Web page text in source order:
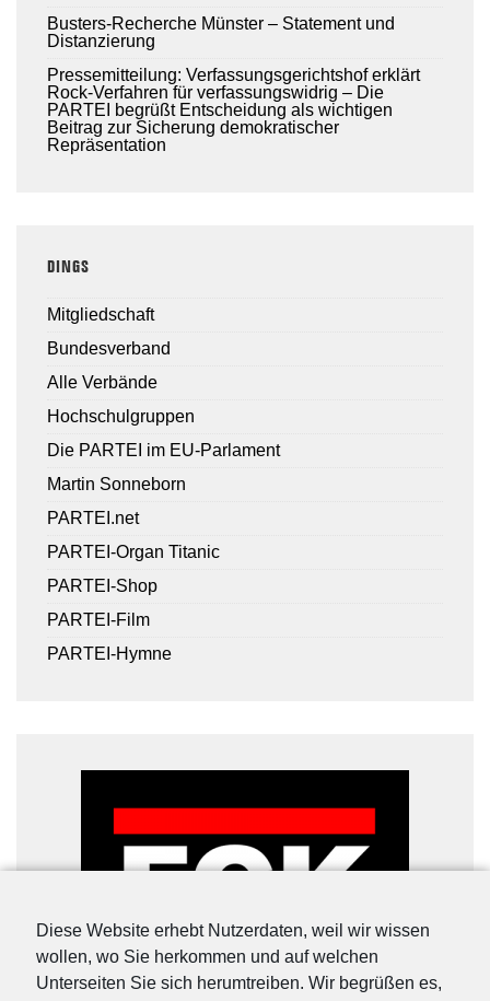
Diese Website erhebt Nutzerdaten, weil wir wissen
wollen, wo Sie herkommen und auf welchen
Unterseiten Sie sich herumtreiben. Wir begrüßen es,
Busters-Recherche Münster – Statement und
Distanzierung
Pressemitteilung: Verfassungsgerichtshof erklärt
Rock-Verfahren für verfassungswidrig – Die
PARTEI begrüßt Entscheidung als wichtigen
Beitrag zur Sicherung demokratischer
Repräsentation
DINGS
Mitgliedschaft
Bundesverband
Alle Verbände
Hochschulgruppen
Die PARTEI im EU-Parlament
Martin Sonneborn
PARTEI.net
PARTEI-Organ Titanic
PARTEI-Shop
PARTEI-Film
PARTEI-Hymne